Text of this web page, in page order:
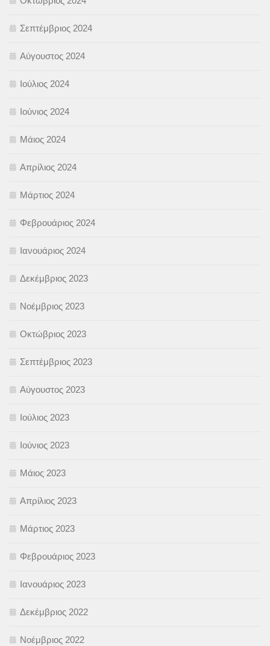
Σεπτέμβριος 2024
Αύγουστος 2024
Ιούλιος 2024
Ιούνιος 2024
Μάιος 2024
Απρίλιος 2024
Μάρτιος 2024
Φεβρουάριος 2024
Ιανουάριος 2024
Δεκέμβριος 2023
Νοέμβριος 2023
Οκτώβριος 2023
Σεπτέμβριος 2023
Αύγουστος 2023
Ιούλιος 2023
Ιούνιος 2023
Μάιος 2023
Απρίλιος 2023
Μάρτιος 2023
Φεβρουάριος 2023
Ιανουάριος 2023
Δεκέμβριος 2022
Νοέμβριος 2022